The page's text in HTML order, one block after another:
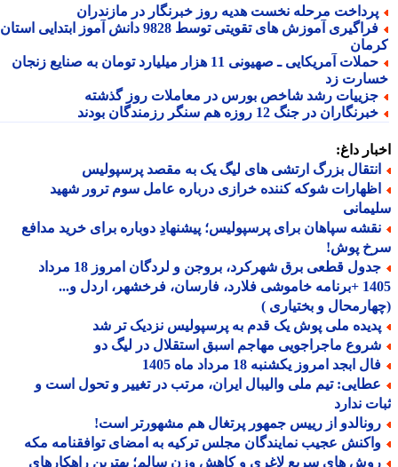
مرحله نخست هدیه روز خبرنگار در مازندران
فراگیری آموزش های تقویتی توسط 9828 دانش آموز ابتدایی استان
حملات آمریکایی ـ صهیونی 11 هزار میلیارد تومان به صنایع زنجان
زد
رشد شاخص بورس در معاملات روز گذشته
در جنگ 12 روزه هم سنگر رزمندگان بودند
داغ:
بزرگ ارتشی های لیگ یک به مقصد پرسپولیس
شوکه کننده خرازی درباره عامل سوم ترور شهید
سپاهان برای پرسپولیس؛ پیشنهادِ دوباره برای خرید مدافع
پوش!
جدول قطعی برق شهرکرد، بروجن و لردگان امروز 18 مرداد
1405 +برنامه خاموشی فلارد، فارسان، فرخشهر، اردل و...
و بختیاری )
ملی پوش یک قدم به پرسپولیس نزدیک تر شد
ماجراجویی مهاجم اسبق استقلال در لیگ دو
ابجد امروز یکشنبه 18 مرداد ماه 1405
تیم ملی والیبال ایران، مرتب در تغییر و تحول است و
ندارد
از رییس جمهور پرتغال هم مشهورتر است!
عجیب نمایندگان مجلس ترکیه به امضای توافقنامه مکه
های سریع لاغری و کاهش وزن سالم؛ بهترین راهکارهای